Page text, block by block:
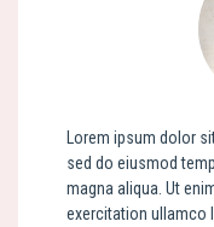
Lorem ipsum dolor
sed do eiusmod
magna aliqua. Ut
exercitation ullamco